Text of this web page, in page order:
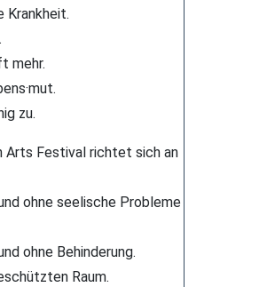
Krankheit.
mehr.
zu.
Arts Festival richtet sich an
ohne seelische Probleme
ohne Behinderung.
Raum.